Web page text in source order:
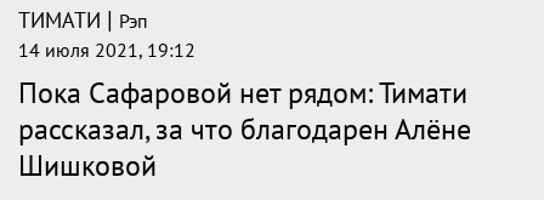
ТИМАТИ | Рэп
14 июля 2021, 19:12
Пока Сафаровой нет рядом: Тимати
рассказал, за что благодарен Алёне
Шишковой